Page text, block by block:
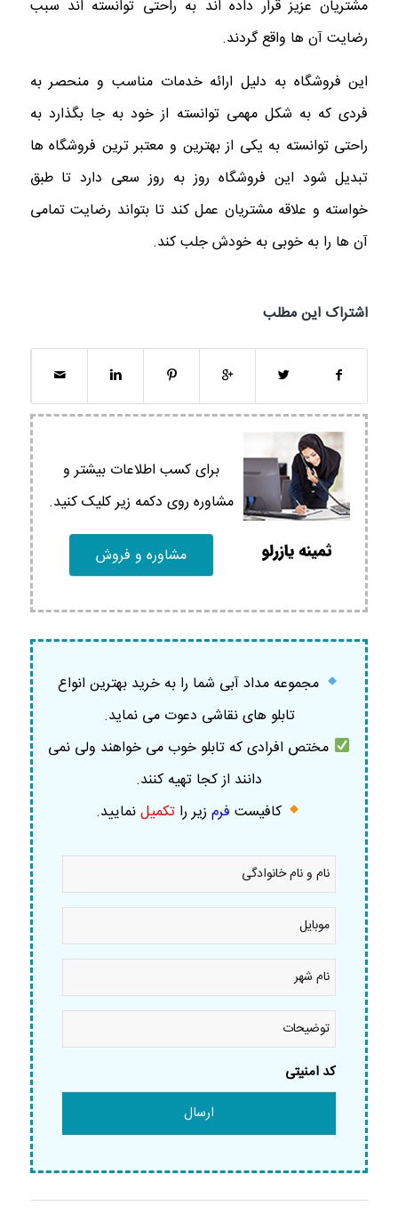
مشتریان عزیز قرار داده اند به راحتی توانسته اند سبب
رضایت آن ها واقع گردند.
این فروشگاه به دلیل ارائه خدمات مناسب و منحصر به
فردی که به شکل مهمی توانسته از خود به جا بگذارد به
راحتی توانسته به یکی از بهترین و معتبر ترین فروشگاه ها
تبدیل شود این فروشگاه روز به روز سعی دارد تا طبق
خواسته و علاقه مشتریان عمل کند تا بتواند رضایت تمامی
آن ها را به خوبی به خودش جلب کند.
اشتراک این مطلب
برای کسب اطلاعات بیشتر و
مشاوره روی دکمه زیر کلیک کنید.
مشاوره و فروش
مجموعه مداد آبی شما را به خرید بهترین انواع
تابلو های نقاشی دعوت می نماید.
مختص افرادی که تابلو خوب می خواهند ولی نمی
دانند از کجا تهیه کنند.
کافیست فرم زیر را تکمیلنمایید.
نام
نام
خانوادگی
موبایل
نام
شهر *
توضیحات
کد امنیتی